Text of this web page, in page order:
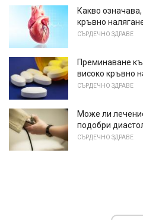
Какво
кръвно
СЪРДЕЧНО ЗДРАВЕ
Преминаване
високо кръвно
СЪРДЕЧНО ЗДРАВЕ
Може ли
подобри
СЪРДЕЧНО ЗДРАВЕ